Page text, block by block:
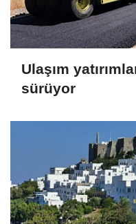
Ulaşım
sürüyor